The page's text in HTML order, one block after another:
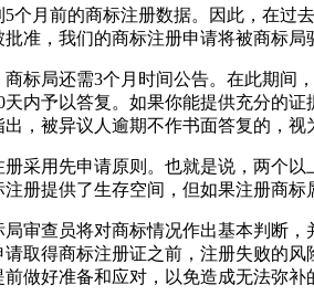
个月前的商标注册数据。因此，在
准，我们的商标注册申请将被商标局
标局还需3个月时间公告。在此期
内予以答复。如果你能提供充分的
，被异议人逾期不作书面答复的，视
采用先申请原则。也就是说，两个
册提供了生存空间，但如果注册商
审查员将对商标情况作出基本判断
取得商标注册证之前，注册失败的
做好准备和应对，以免造成无法弥补